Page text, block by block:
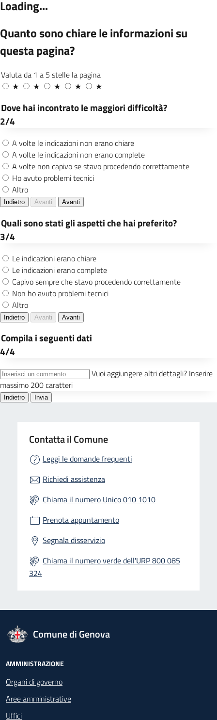
Contatta il Comune
Leggi le domande frequenti
Richiedi assistenza
Chiama il numero Unico 010 1010
Prenota appuntamento
Segnala disservizio
Chiama il numero verde dell'URP 800 085
324
logo Unione Europea
Comune di Genova
Footer - Navigazione
AMMINISTRAZIONE
Organi di governo
Aree amministrative
Uffici